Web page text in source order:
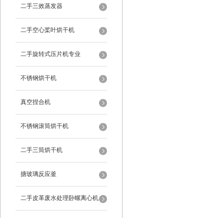
二手三效蒸发器
二手空心桨叶烘干机
二手旋转式压片机专业
不锈钢烘干机
真空捏合机
不锈钢滚筒烘干机
二手三筒烘干机
搪玻璃反应釜
二手皮革废水处理卧螺离心机